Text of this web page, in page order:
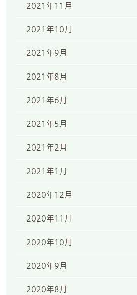
2021年11月
2021年10月
2021年9月
2021年8月
2021年6月
2021年5月
2021年2月
2021年1月
2020年12月
2020年11月
2020年10月
2020年9月
2020年8月